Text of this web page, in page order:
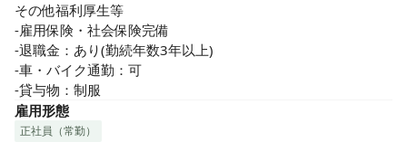
その他福利厚生等
-雇用保険・社会保険完備
-退職金：あり(勤続年数3年以上)
-車・バイク通勤：可
-貸与物：制服
雇用形態
正社員（常勤）